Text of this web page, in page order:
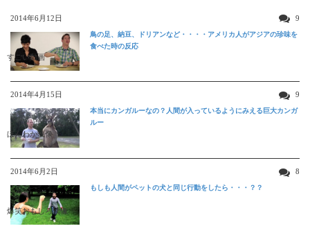
2014年6月12日 9
すごい動画
鳥の足、納豆、ドリアンなど・・・・アメリカ人がアジアの珍味を
食べた時の反応
2014年4月15日 9
ほんわか映像
本当にカンガルーなの？人間が入っているようにみえる巨大カンガ
ルー
2014年6月2日 8
爆笑おもしろ映像
もしも人間がペットの犬と同じ行動をしたら・・・？？